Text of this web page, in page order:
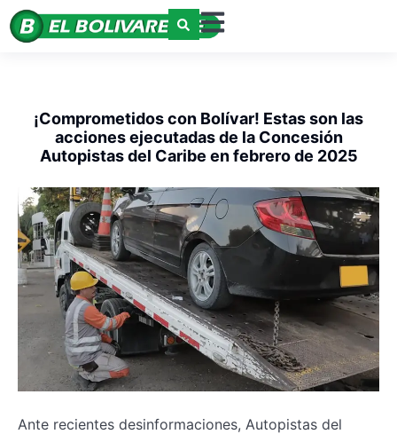
¡Comprometidos con Bolívar! Estas son las
acciones ejecutadas de la Concesión
Autopistas del Caribe en febrero de 2025
Ante recientes desinformaciones, Autopistas del